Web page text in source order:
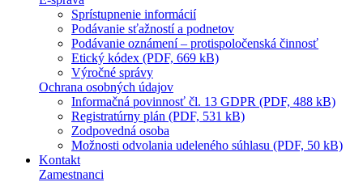
Sprístupnenie informácií
Podávanie sťažností a podnetov
Podávanie oznámení – protispoločenská činnosť
Etický kódex (PDF, 669 kB)
Výročné správy
Ochrana osobných údajov
Informačná povinnosť čl. 13 GDPR (PDF, 488 kB)
Registratúrny plán (PDF, 531 kB)
Zodpovedná osoba
Možnosti odvolania udeleného súhlasu (PDF, 50 kB)
Kontakt
Zamestnanci